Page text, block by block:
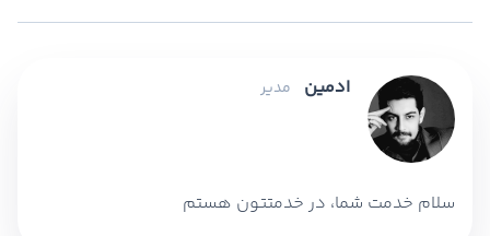
ادمین مدیر
سلام خدمت شما، در خدمتتون هستم